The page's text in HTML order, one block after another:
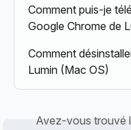
Comment puis-je
Google Chrome de
Comment
Lumin (Mac OS)
Avez-vous trouvé